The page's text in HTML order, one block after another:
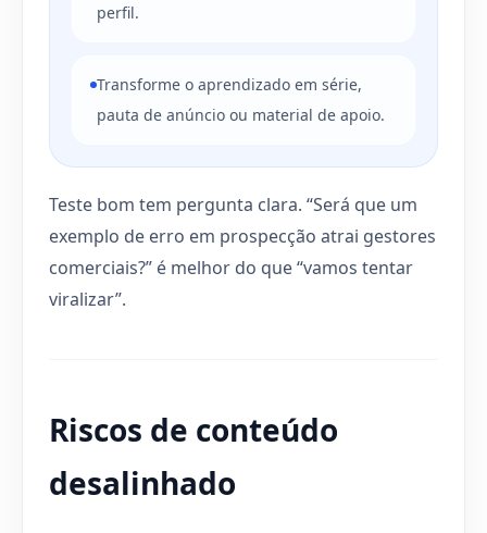
perfil.
Transforme o aprendizado em série,
pauta de anúncio ou material de apoio.
Teste bom tem pergunta clara. “Será que um
exemplo de erro em prospecção atrai gestores
comerciais?” é melhor do que “vamos tentar
viralizar”.
Riscos de conteúdo
desalinhado